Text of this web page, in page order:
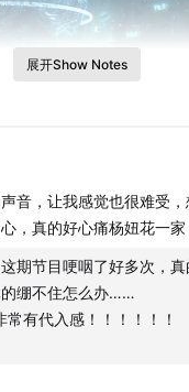
今年所有大女主！但她
受到关注，人贩子余华
一个女孩被人贩子伤害
展开Show Notes
音，让我感觉也很难受
，真的好心痛杨妞花一家
这期节目哽咽了好多次，
绷不住怎么办……
常有代入感！！！！！！